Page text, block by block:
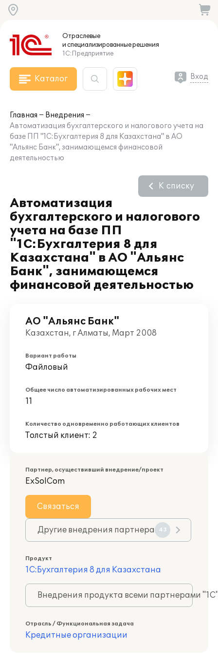
Отраслевые
и специализированныерешения
1С:Предприятие
Каталог Вход
Главная
Внедрения
Автоматизация бухгалтерского и налогового учета на
базе ПП "1С:Бухгалтерия 8 для Казахстана" в АО
"Альянс Банк", занимающемся финансовой
деятельностью
Автоматизация
бухгалтерского и налогового
учета на базе ПП
"1С:Бухгалтерия 8 для
Казахстана" в АО "Альянс
Банк", занимающемся
финансовой деятельностью
К списку
АО "Альянс Банк"
Казахстан, г Алматы, Март 2008
Вариант работы
Файловый
Общее число автоматизированных рабочих мест
11
Количество одновременно работающих клиентов
Толстый клиент: 2
Партнер, осуществивший внедрение/проект
ExSolCom
Связаться
Другие внедрения партнера 43
Продукт
1С:Бухгалтерия 8 для Казахстана
Внедрения продукта всеми партнерами
Отрасль / Функциональная задача
Кредитные организации